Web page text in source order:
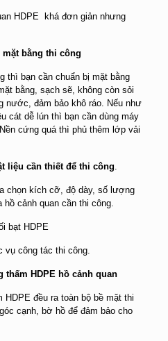
HDPE khá đơn giản nhưng
bằng thi công
thì bạn cần chuẩn bị mặt bằng
bằng, sạch sẽ, không còn sỏi
nước, đảm bảo khô ráo. Nếu như
cát dễ lún thì bạn cần dùng máy
cứng quá thì phủ thêm lớp vải
liệu cần thiết để thi công.
chọn kích cỡ, độ dày, số lượng
cảnh quan cần thi công.
bạt HDPE
vụ công tác thi công.
thấm HDPE hồ cảnh quan
HDPE đều ra toàn bộ bề mặt thi
cạnh, bờ hồ để đảm bảo cho